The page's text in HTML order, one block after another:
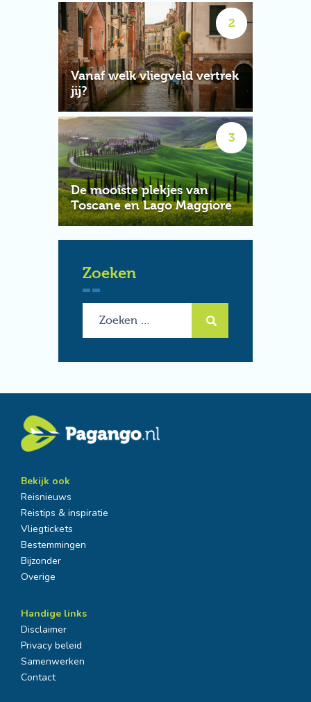
Vanaf welk vliegveld vertrek
jij?
De mooiste plekjes van
Toscane en Lago Maggiore
Zoeken
Bekijk ook
Reisnieuws
Reistips & inspiratie
Vliegtickets
Bestemmingen
Bijzonder
Overige
Handige links
Disclaimer
Privacy beleid
Samenwerken
Contact